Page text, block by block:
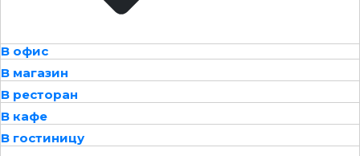
В офис
В магазин
В ресторан
В кафе
В гостиницу